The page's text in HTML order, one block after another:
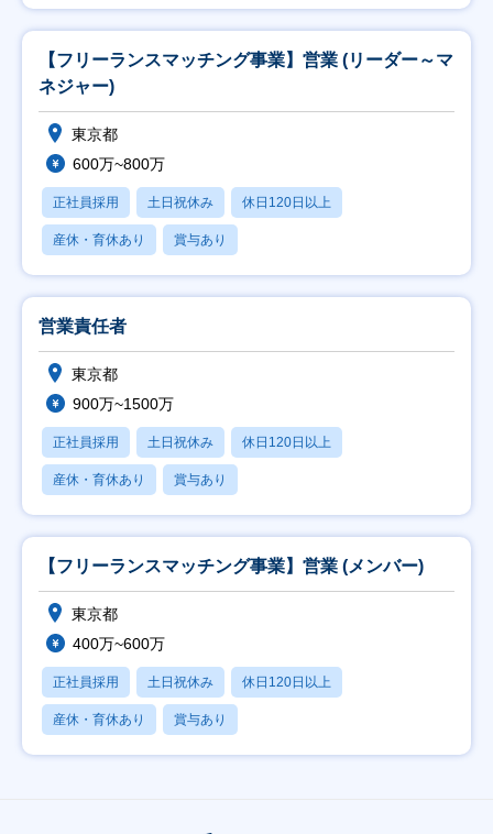
【フリーランスマッチング事業】営業 (リーダー～マ
ネジャー)
東京都
600万~800万
正社員採用 土日祝休み 休日120日以上
産休・育休あり 賞与あり
営業責任者
東京都
900万~1500万
正社員採用 土日祝休み 休日120日以上
産休・育休あり 賞与あり
【フリーランスマッチング事業】営業 (メンバー)
東京都
400万~600万
正社員採用 土日祝休み 休日120日以上
産休・育休あり 賞与あり